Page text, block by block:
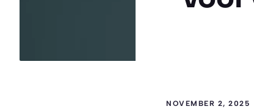
NOVEMBER 2, 2025